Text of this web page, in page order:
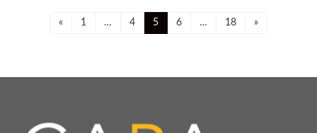
« Page
1 … Page
4 Page
5 Page
6 … Page
18 »